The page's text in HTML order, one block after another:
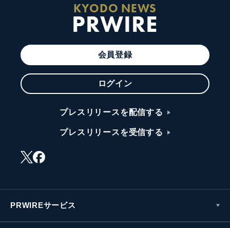
KYODO NEWS
PRWIRE
会員登録
ログイン
プレスリリースを配信する
プレスリリースを受信する
PRWIREサービス